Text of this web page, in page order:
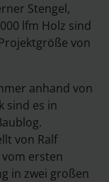
Stengel,
lfm Holz sind
von
anhand von
sind es in
von Ralf
ersten
in zwei großen